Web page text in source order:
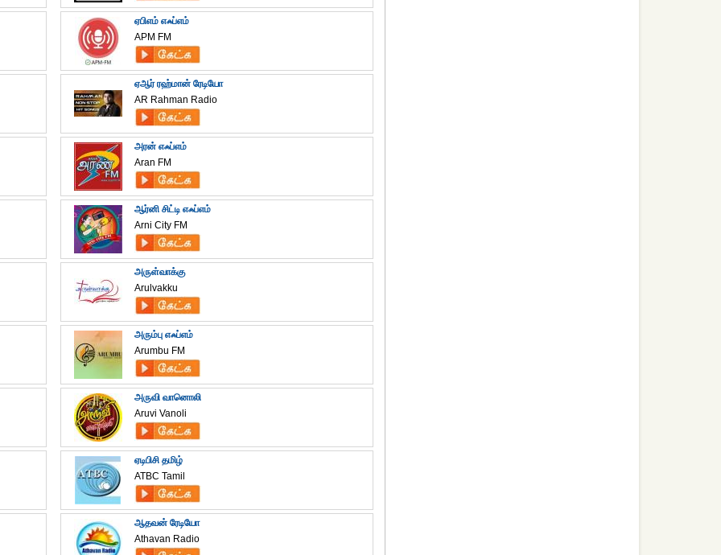
ஏபிஎம் எஃப்எம்
APM FM
ஏஆர் ரஹ்மான் ரேடியோ
AR Rahman Radio
அரன் எஃப்எம்
Aran FM
ஆர்னி சிட்டி எஃப்எம்
Arni City FM
அருள்வாக்கு
Arulvakku
அரும்பு எஃப்எம்
Arumbu FM
அருவி வானொலி
Aruvi Vanoli
ஏடிபிசி தமிழ்
ATBC Tamil
ஆதவன் ரேடியோ
Athavan Radio